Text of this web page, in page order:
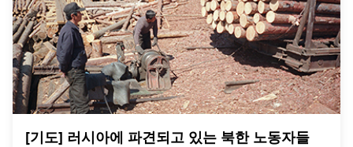
[기도] 러시아에 파견되고 있는 북한 노동자들